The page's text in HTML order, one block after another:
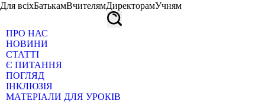
Для всіхБатькамВчителямДиректорамУчням
ПРО НАС
НОВИНИ
СТАТТІ
Є ПИТАННЯ
ПОГЛЯД
ІНКЛЮЗІЯ
МАТЕРІАЛИ ДЛЯ УРОКІВ